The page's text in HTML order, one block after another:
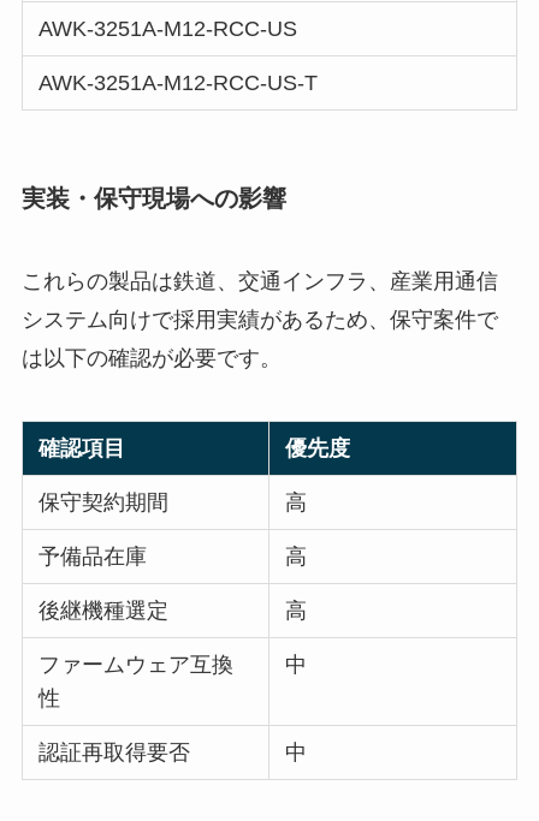
AWK-3251A-M12-RCC-US
AWK-3251A-M12-RCC-US-T
実装・保守現場への影響
これらの製品は鉄道、交通インフラ、産業用通信
システム向けで採用実績があるため、保守案件で
は以下の確認が必要です。
確認項目 優先度
保守契約期間 高
予備品在庫 高
後継機種選定 高
ファームウェア互換
性
中
認証再取得要否 中